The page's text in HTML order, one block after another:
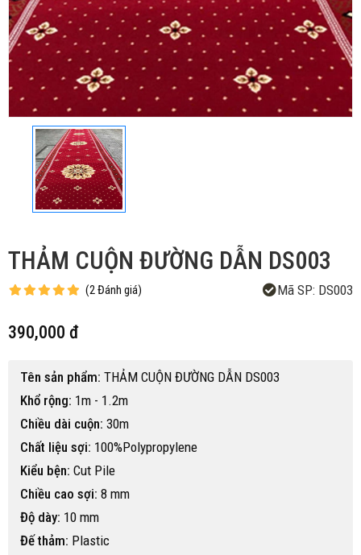
THẢM CUỘN ĐƯỜNG DẪN DS003
(2 Đánh giá) Mã SP: DS003
390,000 đ
Tên sản phẩm: THẢM CUỘN ĐƯỜNG DẪN DS003
Khổ rộng: 1m - 1.2m
Chiều dài cuộn: 30m
Chất liệu sợi: 100%Polypropylene
Kiểu bện: Cut Pile
Chiều cao sợi: 8 mm
Độ dày: 10 mm
Đế thảm: Plastic